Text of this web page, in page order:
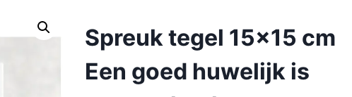
Spreuk tegel 15×15 cm
Een goed huwelijk is